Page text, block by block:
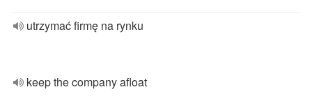
utrzymać firmę na rynku
keep the company afloat